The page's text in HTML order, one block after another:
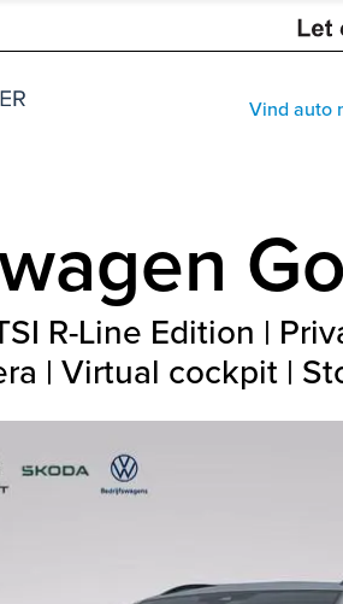
Vind auto
R-Line Edition |
| Virtual cockpit |